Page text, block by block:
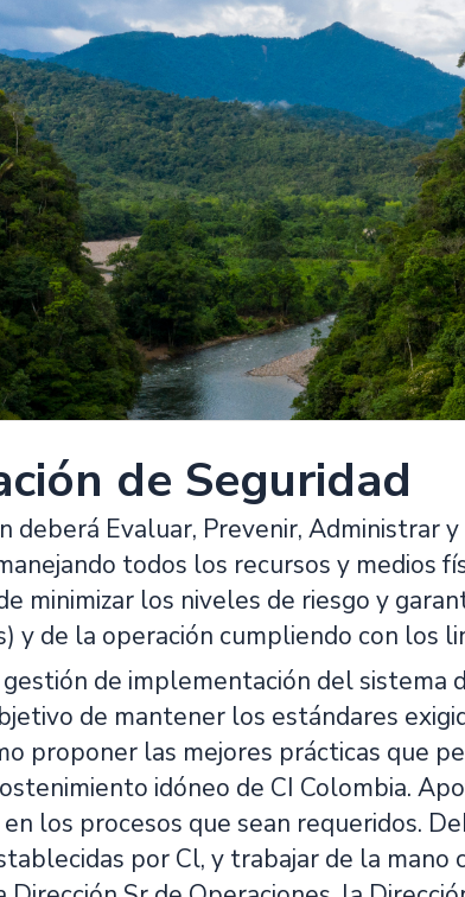
de Seguridad
deberá Evaluar, Prevenir, Administrar
todos los recursos y medios
minimizar los niveles de riesgo y
y de la operación cumpliendo con los
de implementación del sistema
de mantener los estándares
proponer las mejores prácticas que
idóneo de CI Colombia.
los procesos que sean requeridos.
por Cl, y trabajar de la mano